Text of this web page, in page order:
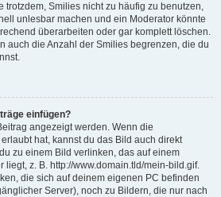
trotzdem, Smilies nicht zu häufig zu benutzen,
unlesbar machen und ein Moderator könnte
überarbeiten oder gar komplett löschen.
auch die Anzahl der Smilies begrenzen, die du
einfügen?
angezeigt werden. Wenn die
hat, kannst du das Bild auch direkt
zu einem Bild verlinken, das auf einem
liegt, z. B. http://www.domain.tld/mein-bild.gif.
die sich auf deinem eigenen PC befinden
Server), noch zu Bildern, die nur nach